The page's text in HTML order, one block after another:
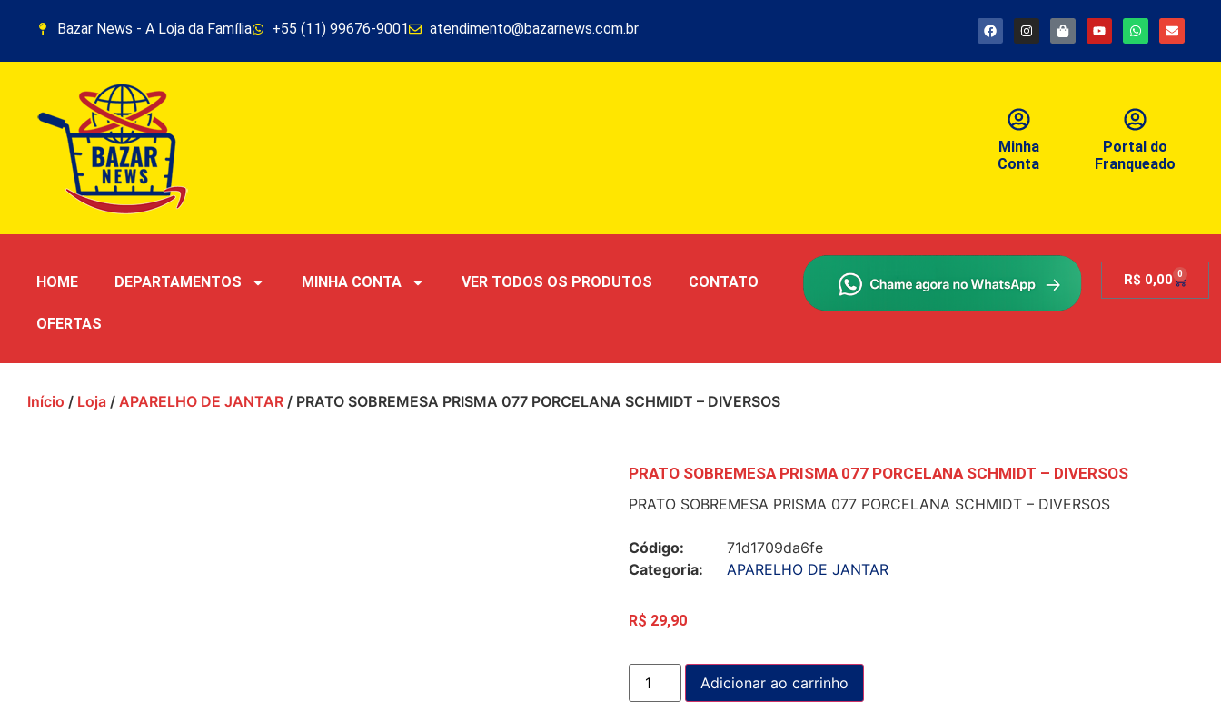
Bazar News - A Loja da Família +55 (11) 99676-9001 atendimento@bazarnews.com.br
Minha
Conta
Portal do
Franqueado
HOME DEPARTAMENTOS MINHA CONTA VER TODOS OS PRODUTOS CONTATO
OFERTAS
R$ 0,00 0
Início / Loja / APARELHO DE JANTAR / PRATO SOBREMESA PRISMA 077 PORCELANA SCHMIDT – DIVERSOS
PRATO SOBREMESA PRISMA 077 PORCELANA SCHMIDT – DIVERSOS
PRATO SOBREMESA PRISMA 077 PORCELANA SCHMIDT – DIVERSOS
Código:
71d1709da6fe
Categoria:
APARELHO DE JANTAR
R$ 29,90
Adicionar ao carrinho